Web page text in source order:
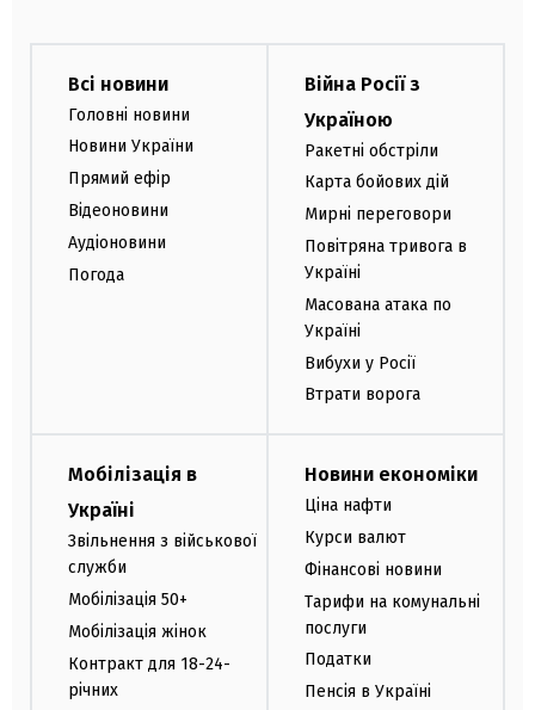
Всі новини
Головні новини
Новини України
Прямий ефір
Відеоновини
Аудіоновини
Погода
Війна Росії з
Україною
Ракетні обстріли
Карта бойових дій
Мирні переговори
Повітряна тривога в
Україні
Масована атака по
Україні
Вибухи у Росії
Втрати ворога
Мобілізація в
Україні
Звільнення з військової
служби
Мобілізація 50+
Мобілізація жінок
Контракт для 18-24-
річних
Новини економіки
Ціна нафти
Курси валют
Фінансові новини
Тарифи на комунальні
послуги
Податки
Пенсія в Україні